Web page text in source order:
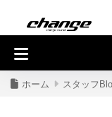
入庫車情報
ホーム スタッフ